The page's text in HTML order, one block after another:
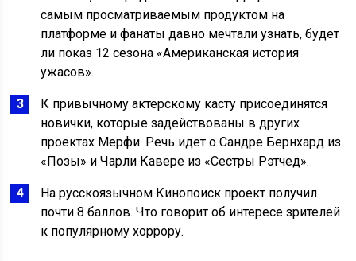
самым просматриваемым продуктом на
платформе и фанаты давно мечтали узнать, будет
ли показ 12 сезона «Американская история
ужасов».
К привычному актерскому касту присоединятся
новички, которые задействованы в других
проектах Мерфи. Речь идет о Сандре Бернхард из
«Позы» и Чарли Кавере из «Сестры Рэтчед».
На русскоязычном Кинопоиск проект получил
почти 8 баллов. Что говорит об интересе зрителей
к популярному хоррору.